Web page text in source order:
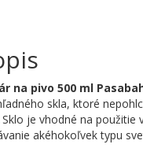
na pivo 500 ml
skla, ktoré
Sklo je vhodné na použitie
akéhokoľvek typu